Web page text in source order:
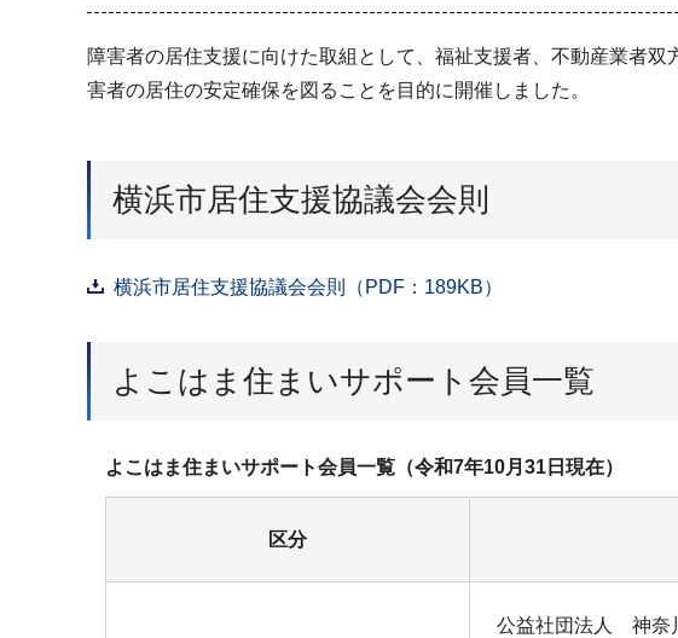
障害者の居住支援に向けた取組として、福祉支援者、不動産業者
害者の居住の安定確保を図ることを目的に開催しました。
横浜市居住支援協議会会則
横浜市居住支援協議会会則（PDF：189KB）
よこはま住まいサポート会員⼀覧
よこはま住まいサポート会員⼀覧（令和7年10⽉31⽇現在）
区分
公益社団法人 神奈